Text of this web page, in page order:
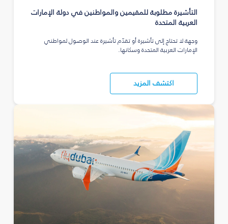
التأشيرة مطلوبة للمقيمين والمواطنين في دولة الإمارات
العربية المتحدة
وجهة لا تحتاج إلى تأشيرة أو تقدّم تأشيرة عند الوصول لمواطني
الإمارات العربية المتحدة وسكانها.
اكتشف المزيد